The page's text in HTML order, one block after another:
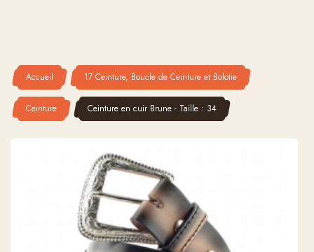
Accueil 17 Ceinture, Boucle de Ceinture et Bolotie
Ceinture Ceinture en cuir Brune - Taille : 34